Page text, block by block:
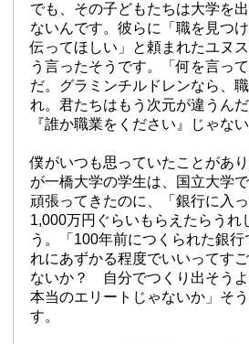
でも、その子どもたちは大学を
ないんです。彼らに「職を見つ
伝ってほしい」と頼まれたユヌ
う言ったそうです。「何を言っ
だ。グラミンチルドレンなら、職
れ。君たちはもう次元が違うんだ
『誰か職業をください』じゃない
僕がいつも思っていたことがあ
が一橋大学の学生は、国立大学
頑張ってきたのに、「銀行に入
1,000万円ぐらいもらえたらうれ
う。「100年前につくられた銀
れにあずかる程度でいいってすご
ないか？ 自分でつくり出そう
本当のエリートじゃないか」そ
す。